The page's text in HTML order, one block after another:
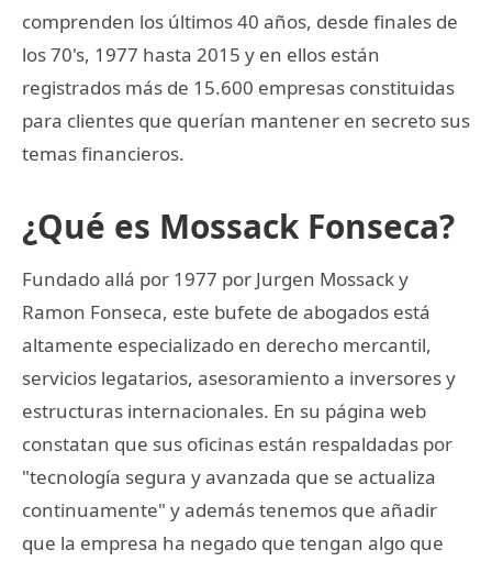
comprenden los últimos 40 años, desde finales de
los 70's, 1977 hasta 2015 y en ellos están
registrados más de 15.600 empresas constituidas
para clientes que querían mantener en secreto sus
temas financieros.
¿Qué es Mossack Fonseca?
Fundado allá por 1977 por Jurgen Mossack y
Ramon Fonseca, este bufete de abogados está
altamente especializado en derecho mercantil,
servicios legatarios, asesoramiento a inversores y
estructuras internacionales. En su página web
constatan que sus oficinas están respaldadas por
"tecnología segura y avanzada que se actualiza
continuamente" y además tenemos que añadir
que la empresa ha negado que tengan algo que